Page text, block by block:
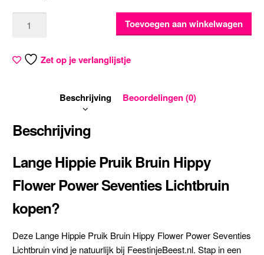
Toevoegen aan winkelwagen
Zet op je verlanglijstje
Beschrijving Beoordelingen (0)
Beschrijving
Lange Hippie Pruik Bruin Hippy
Flower Power Seventies Lichtbruin
kopen?
Deze Lange Hippie Pruik Bruin Hippy Flower Power Seventies
Lichtbruin vind je natuurlijk bij FeestinjeBeest.nl. Stap in een